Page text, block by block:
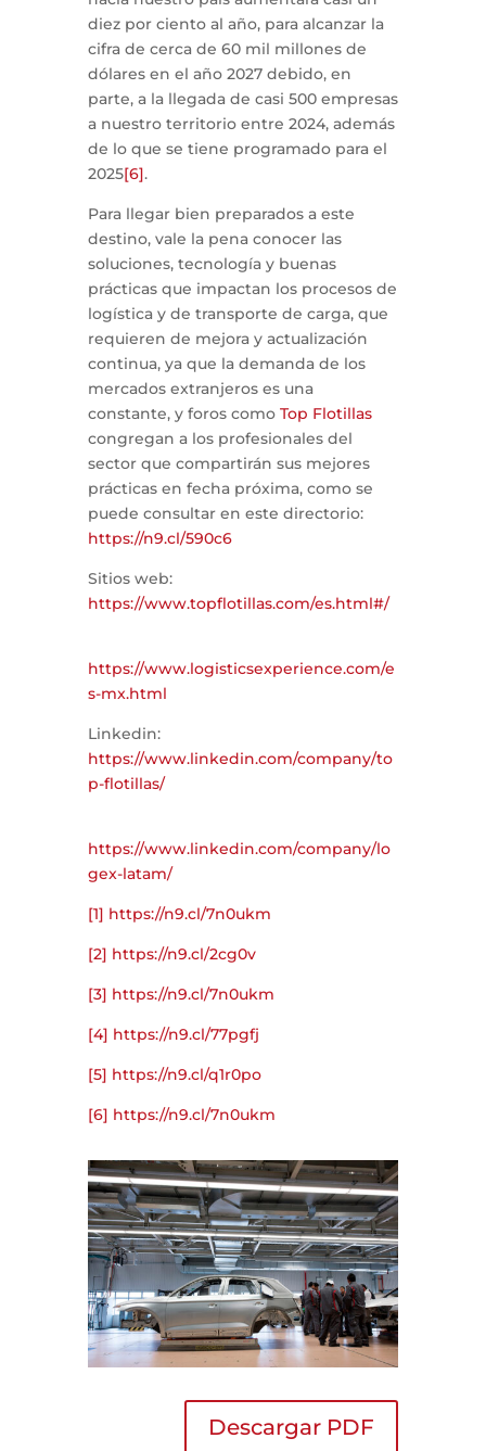
diez por ciento al año, para alcanzar la
cifra de cerca de 60 mil millones de
dólares en el año 2027 debido, en
parte, a la llegada de casi 500 empresas
a nuestro territorio entre 2024, además
de lo que se tiene programado para el
2025[6].
Para llegar bien preparados a este
destino, vale la pena conocer las
soluciones, tecnología y buenas
prácticas que impactan los procesos de
logística y de transporte de carga, que
requieren de mejora y actualización
continua, ya que la demanda de los
mercados extranjeros es una
constante, y foros como Top Flotillas
congregan a los profesionales del
sector que compartirán sus mejores
prácticas en fecha próxima, como se
puede consultar en este directorio:
https://n9.cl/590c6
Sitios web:
https://www.topflotillas.com/es.html#/
https://www.logisticsexperience.com/e
s-mx.html
Linkedin:
https://www.linkedin.com/company/to
p-flotillas/
https://www.linkedin.com/company/lo
gex-latam/
[1] https://n9.cl/7n0ukm
[2] https://n9.cl/2cg0v
[3] https://n9.cl/7n0ukm
[4] https://n9.cl/77pgfj
[5] https://n9.cl/q1r0po
[6] https://n9.cl/7n0ukm
Descargar PDF